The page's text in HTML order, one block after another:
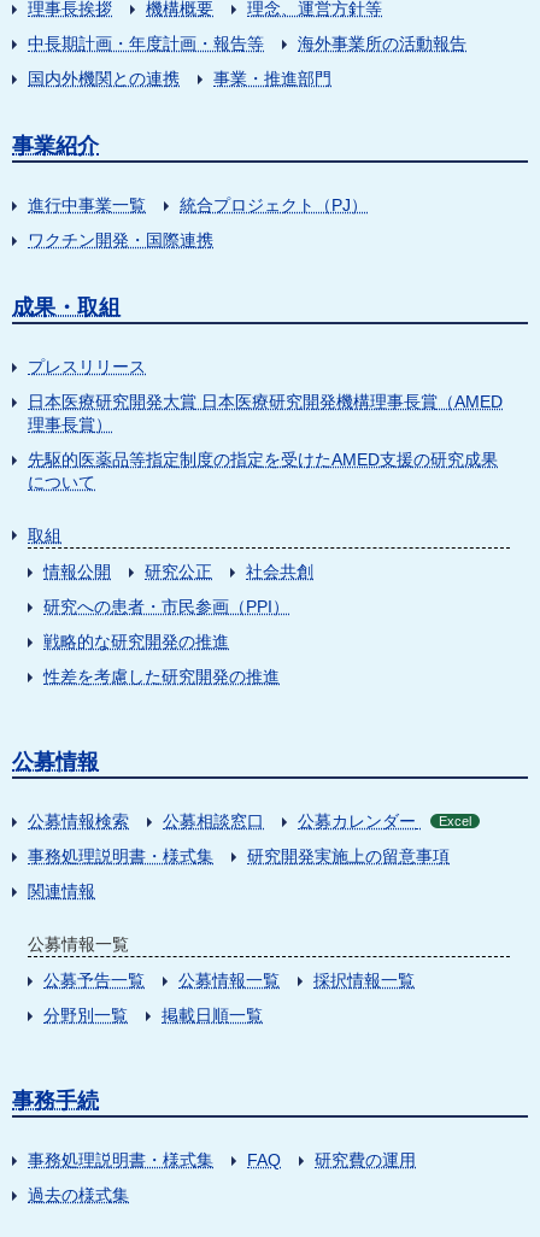
理事長挨拶 機構概要
理念、運営方針等
中長期計画・年度計画・報告等
海外事業所の活動報告
国内外機関との連携
事業・推進部門
事業紹介
進行中事業一覧
統合プロジェクト（PJ）
ワクチン開発・国際連携
成果・取組
プレスリリース
日本医療研究開発大賞 日本医療研究開発機構理事長賞（AMED
理事長賞）
先駆的医薬品等指定制度の指定を受けたAMED支援の研究成果
について
取組
情報公開
研究公正
社会共創
研究への患者・市民参画（PPI）
戦略的な研究開発の推進
性差を考慮した研究開発の推進
公募情報
公募情報検索 公募相談窓口 公募カレンダー Excel
事務処理説明書・様式集
研究開発実施上の留意事項
関連情報
公募情報一覧
公募予告一覧
公募情報一覧
採択情報一覧
分野別一覧
掲載日順一覧
事務手続
事務処理説明書・様式集 FAQ
研究費の運用
過去の様式集